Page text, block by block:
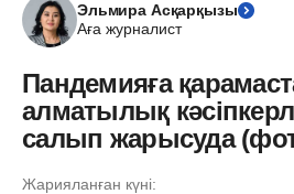
Эльмира Асқарқызы
Аға журналист
Пандемияға
алматылық
салып жарысуда
Жарияланған күні: